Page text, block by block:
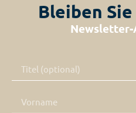
Bleiben
Newsletter-